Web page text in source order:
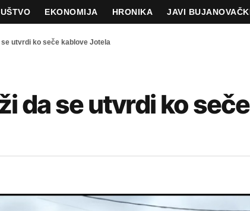
EKONOMIJA HRONIKA JAVI
utvrdi ko seče kablove Jotela
da se utvrdi ko